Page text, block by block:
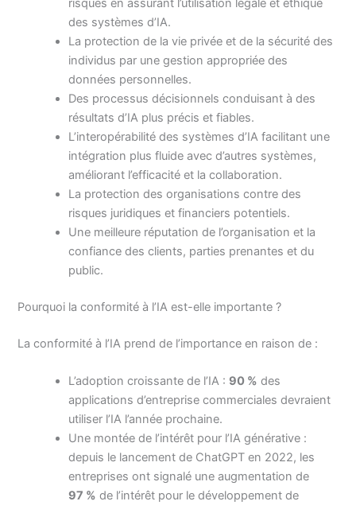
risques en assurant l’utilisation légale et éthique
des systèmes d’IA.
La protection de la vie privée et de la sécurité des
individus par une gestion appropriée des
données personnelles.
Des processus décisionnels conduisant à des
résultats d’IA plus précis et fiables.
L’interopérabilité des systèmes d’IA facilitant une
intégration plus fluide avec d’autres systèmes,
améliorant l’efficacité et la collaboration.
La protection des organisations contre des
risques juridiques et financiers potentiels.
Une meilleure réputation de l’organisation et la
confiance des clients, parties prenantes et du
public.
Pourquoi la conformité à l’IA est-elle importante ?
La conformité à l’IA prend de l’importance en raison de :
L’adoption croissante de l’IA : 90 % des
applications d’entreprise commerciales devraient
utiliser l’IA l’année prochaine.
Une montée de l’intérêt pour l’IA générative :
depuis le lancement de ChatGPT en 2022, les
entreprises ont signalé une augmentation de
97 % de l’intérêt pour le développement de